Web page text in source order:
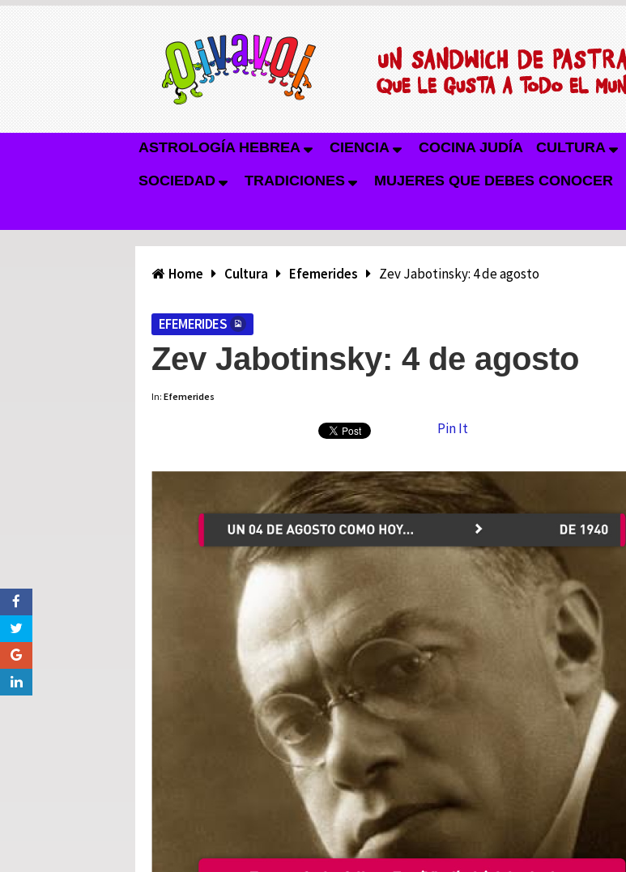
ASTROLOGÍA HEBREA CIENCIA COCINA JUDÍA CULTURA
SOCIEDAD TRADICIONES MUJERES QUE DEBES CONOCER
Home Cultura Efemerides Zev Jabotinsky: 4 de agosto
EFEMERIDES
Zev Jabotinsky: 4 de agosto
In: Efemerides
Pin It